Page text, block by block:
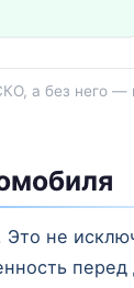
а без него —
не